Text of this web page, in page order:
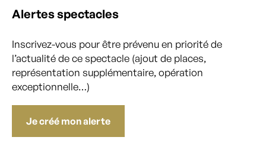
Alertes spectacles
Inscrivez-vous pour être prévenu en priorité de
l’actualité de ce spectacle (ajout de places,
représentation supplémentaire, opération
exceptionnelle…)
Je créé mon alerte